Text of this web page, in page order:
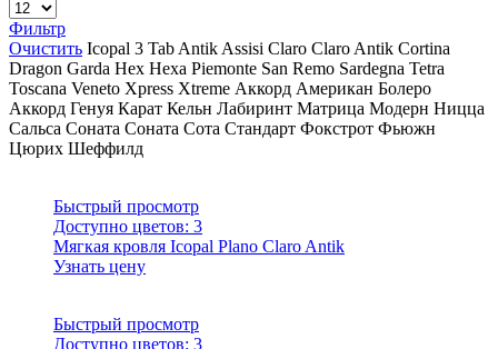
Фильтр
Очистить Icopal 3 Tab Antik Assisi Claro Claro Antik Cortina
Dragon Garda Hex Hexa Piemonte San Remo Sardegna Tetra
Toscana Veneto Xpress Xtreme Аккорд Американ Болеро
Аккорд Генуя Карат Кельн Лабиринт Матрица Модерн Ницца
Сальса Соната Соната Сота Стандарт Фокстрот Фьюжн
Цюрих Шеффилд
Быстрый просмотр
Доступно цветов: 3
Мягкая кровля Icopal Plano Claro Antik
Узнать цену
Быстрый просмотр
Доступно цветов: 3